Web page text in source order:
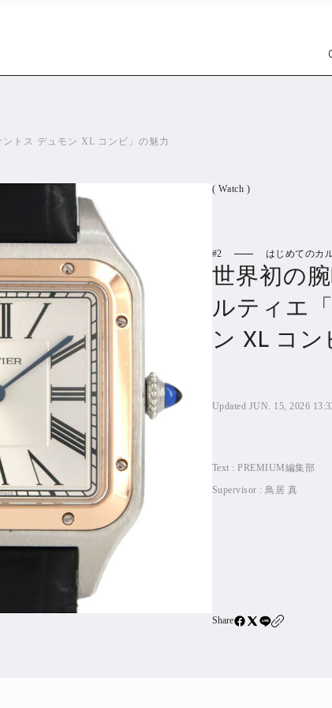
Car1305
SBIネオ
特集&連載記事
トス デュモン XL コンビ」の魅力
( Watch )
2 はじめてのカ
世界初の
ルティエ
ン XL コ
Updated JUN. 15, 2026
Text :PREMIUM編集部
Supervisor : 鳥居 真
Share